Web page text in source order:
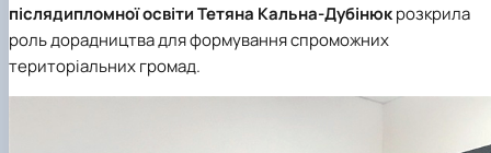
післядипломної освітиТетяна Кальна-Дубінюкрозкрила
роль дорадництва для формування спроможних
територіальних громад.